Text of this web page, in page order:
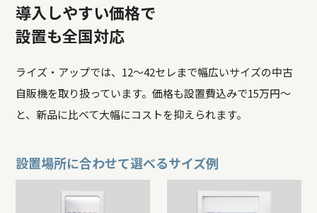
導入しやすい価格で
設置も全国対応
ライズ・アップでは、12〜42セレまで幅広いサイズの中古
自販機を取り扱っています。価格も設置費込みで15万円〜
と、新品に比べて大幅にコストを抑えられます。
設置場所に合わせて選べるサイズ例